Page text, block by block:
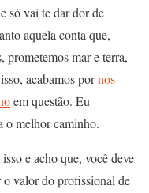
só vai te dar dor de
aquela conta que,
prometemos mar e terra,
acabamos pornos
em questão. Eu
o melhor caminho.
e acho que, você deve
o valor do profissional de